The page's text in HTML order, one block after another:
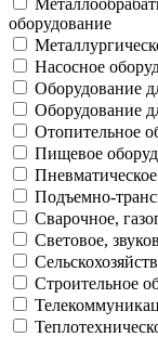
оборудование
Насосное
Оборудование
Оборудование
Отопительное
Пищевое
Подъемно-
Сварочное,
Световое,
Строительное